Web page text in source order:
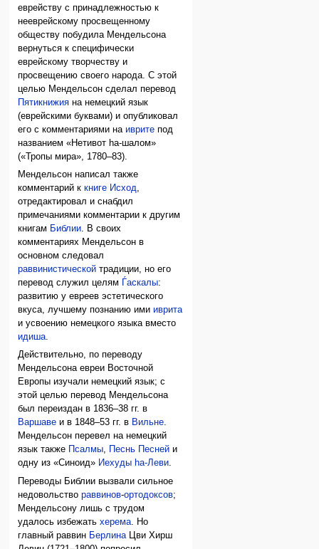
еврейству с принадлежностью к
нееврейскому просвещенному
обществу побудила Мендельсона
вернуться к специфически
еврейскому творчеству и
просвещению своего народа. С этой
целью Мендельсон сделал перевод
Пятикнижия на немецкий язык
(еврейскими буквами) и опубликовал
его с комментариями наиврите под
названием «Нетивот hа-шалом»
(«Тропы мира», 1780–83).
Мендельсон написал также
комментарий ккниге Исход,
отредактировал и снабдил
примечаниями комментарии к другим
книгам Библии. В своих
комментариях Мендельсон в
основном следовал
раввинистической традиции, но его
перевод служил целям
Ѓаскалы:
развитию у евреев эстетического
вкуса, лучшему познанию имииврита
и усвоению немецкого языка вместо
идиша.
Действительно, по переводу
Мендельсона евреи Восточной
Европы изучали немецкий язык; с
этой целью перевод Мендельсона
был переиздан в 1836–38 гг. в
Варшаве и в 1848–53 гг. в Вильне.
Мендельсон перевел на немецкий
язык также
Псалмы, Песнь Песней и
одну из «Синоид» Иехуды hа-Леви.
Переводы Библии вызвали сильное
недовольствораввинов-ортодоксов;
Мендельсону лишь с трудом
удалось избежатьхерема . Но
главный раввин Берлина Цви Хирш